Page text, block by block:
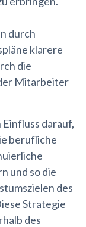
durch
klarere
die
Mitarbeiter
darauf,
berufliche
und so die
des
Strategie
des